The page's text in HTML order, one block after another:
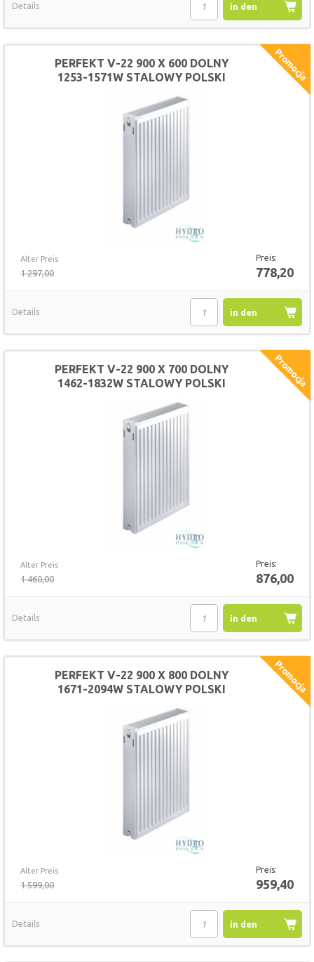
in den
Details
Alter Preis
1 297,00
Preis:
778,20
PERFEKT V-22 900 X 600 DOLNY
1253-1571W STALOWY POLSKI
in den
Details
Alter Preis
1 460,00
Preis:
876,00
PERFEKT V-22 900 X 700 DOLNY
1462-1832W STALOWY POLSKI
in den
Details
Alter Preis
1 599,00
Preis:
959,40
PERFEKT V-22 900 X 800 DOLNY
1671-2094W STALOWY POLSKI
in den
Details